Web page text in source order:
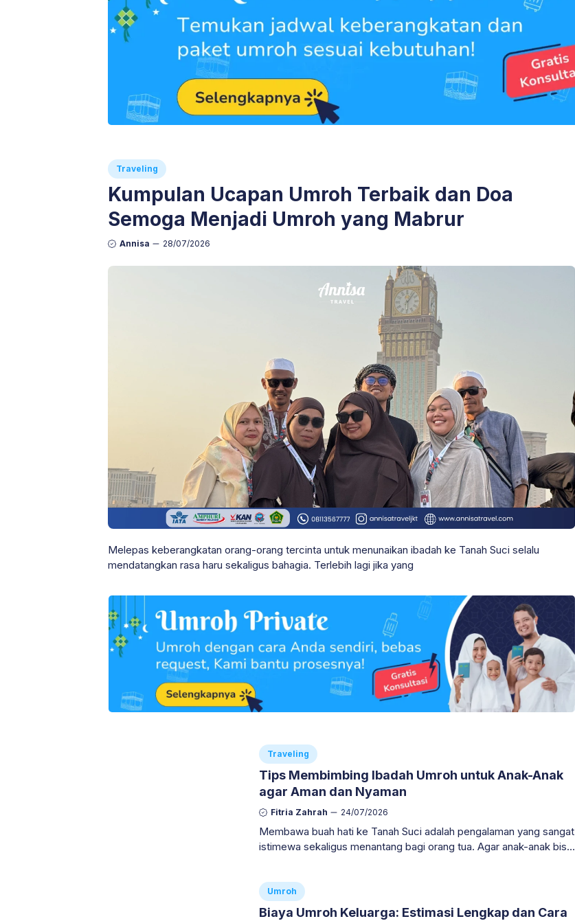
Traveling
Kumpulan Ucapan Umroh Terbaik dan Doa
Semoga Menjadi Umroh yang Mabrur
Annisa 28/07/2026
Melepas keberangkatan orang-orang tercinta untuk menunaikan ibadah ke Tanah Suci selalu
mendatangkan rasa haru sekaligus bahagia. Terlebih lagi jika yang
Traveling
Tips Membimbing Ibadah Umroh untuk Anak-Anak
agar Aman dan Nyaman
Fitria Zahrah 24/07/2026
Membawa buah hati ke Tanah Suci adalah pengalaman yang sangat
istimewa sekaligus menantang bagi orang tua. Agar anak-anak bisa
Umroh
Biaya Umroh Keluarga: Estimasi Lengkap dan Cara